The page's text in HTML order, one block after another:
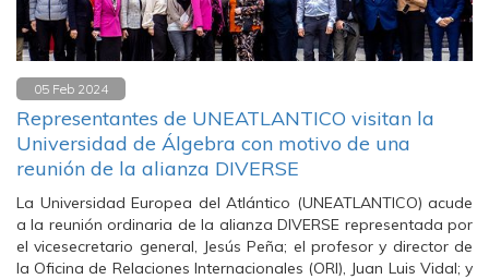
05 Feb 2024
Representantes de UNEATLANTICO visitan la
Universidad de Álgebra con motivo de una
reunión de la alianza DIVERSE
La Universidad Europea del Atlántico (UNEATLANTICO) acude
a la reunión ordinaria de la alianza DIVERSE representada por
el vicesecretario general, Jesús Peña; el profesor y director de
la Oficina de Relaciones Internacionales (ORI), Juan Luis Vidal; y